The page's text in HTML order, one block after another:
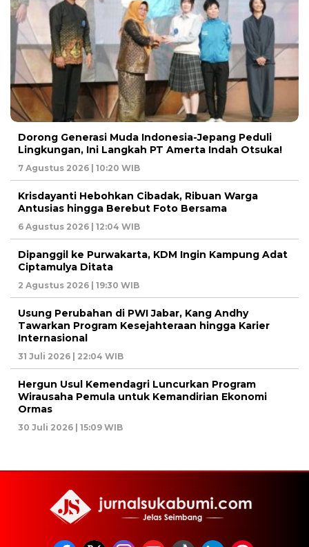
Dorong Generasi Muda Indonesia-Jepang Peduli
Lingkungan, Ini Langkah PT Amerta Indah Otsuka!
7 Agustus 2026 | 10:20 WIB
Krisdayanti Hebohkan Cibadak, Ribuan Warga
Antusias hingga Berebut Foto Bersama
6 Agustus 2026 | 12:04 WIB
Dipanggil ke Purwakarta, KDM Ingin Kampung Adat
Ciptamulya Ditata
2 Agustus 2026 | 19:30 WIB
Usung Perubahan di PWI Jabar, Kang Andhy
Tawarkan Program Kesejahteraan hingga Karier
Internasional
31 Juli 2026 | 22:04 WIB
Hergun Usul Kemendagri Luncurkan Program
Wirausaha Pemula untuk Kemandirian Ekonomi
Ormas
30 Juli 2026 | 15:09 WIB